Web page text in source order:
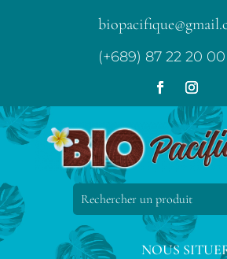
(+689) 87 22 20 00
NOUS